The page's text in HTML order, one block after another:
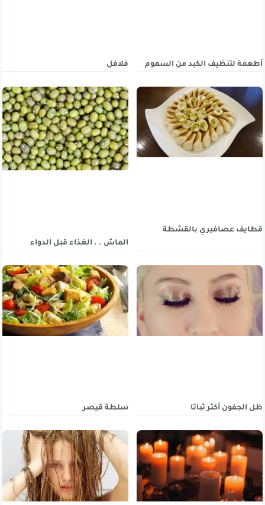
أطعمة لتنظيف الكبد من السموم فلافل
قطايف عصافيري بالقشطة
الماش . . الغذاء قبل الدواء
ظل الجفون أكثر ثباتا سلطة قيصر